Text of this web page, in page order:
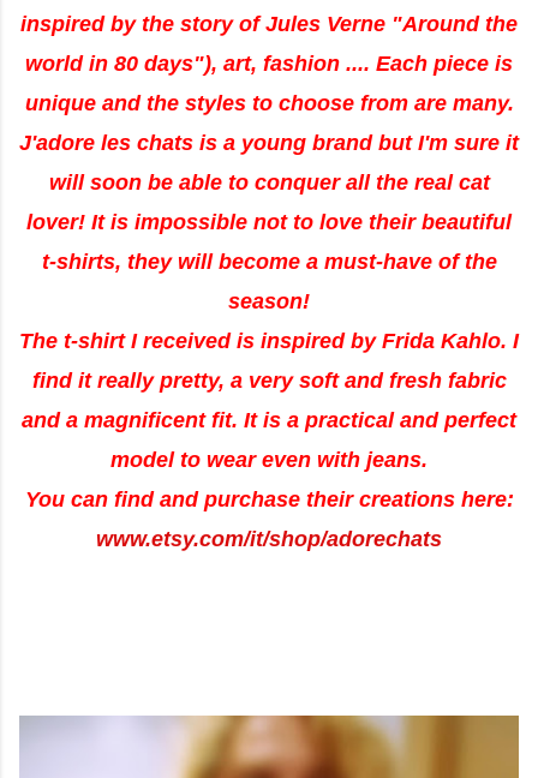
inspired by the story of Jules Verne "Around the
world in 80 days"), art, fashion .... Each piece is
unique and the styles to choose from are many.
J'adore les chats is a young brand but I'm sure it
will soon be able to conquer all the real cat
lover! It is impossible not to love their beautiful
t-shirts, they will become a must-have of the
season!
The t-shirt I received is inspired by Frida Kahlo. I
find it really pretty, a very soft and fresh fabric
and a magnificent fit. It is a practical and perfect
model to wear even with jeans.
You can find and purchase their creations here:
www.etsy.com/it/shop/adorechats